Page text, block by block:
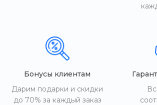
Бонусы клиентам
Дарим подарки и скидки
до 70% за каждый заказ